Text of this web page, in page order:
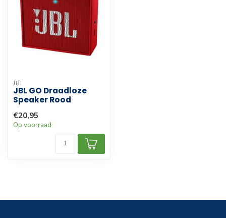
JBL
JBL GO Draadloze
Speaker Rood
€20,95
Op voorraad